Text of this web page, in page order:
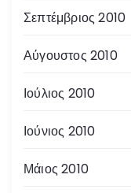
Σεπτέμβριος 2010
Αύγουστος 2010
Ιούλιος 2010
Ιούνιος 2010
Μάιος 2010